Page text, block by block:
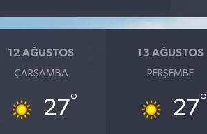
12 AĞUSTOS
ÇARŞAMBA
27°
13 AĞUSTOS
PERŞEMBE
27°